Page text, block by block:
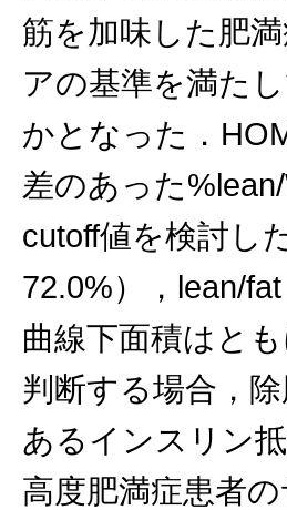
筋を加味した肥
アの基準を満た
かとなった．
差のあった
cutoff値を検討し
72.0%），lean/
曲線下面積はと
判断する場合，
あるインスリン
高度肥満症患者